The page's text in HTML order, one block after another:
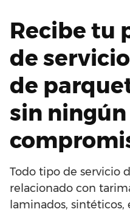
Recibe tu
de
de
sin ningún
Todo tipo de servicio
relacionado con
laminados, sintéticos,